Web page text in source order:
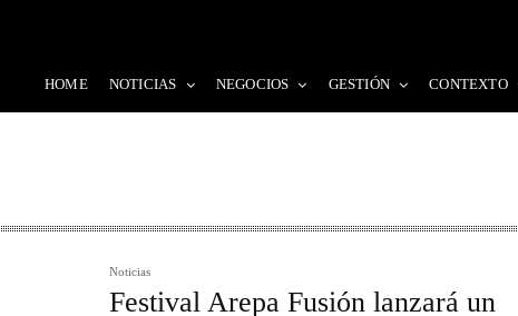
HOME NOTICIAS NEGOCIOS GESTIÓN CONTEXTO
Noticias
Festival Arepa Fusión lanzará un